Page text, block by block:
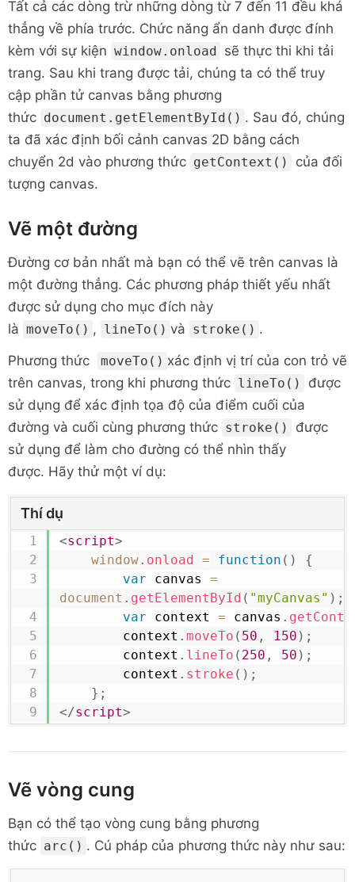
Tất cả các dòng trừ những dòng từ 7 đến 11 đều khá
thẳng về phía trước. Chức năng ẩn danh được đính
kèm với sự kiện window.onload sẽ thực thi khi tải
trang. Sau khi trang được tải, chúng ta có thể truy
cập phần tử canvas bằng phương
thức document.getElementById() . Sau đó, chúng
ta đã xác định bối cảnh canvas 2D bằng cách
chuyển 2d vào phương thức getContext()
của đối
tượng canvas.
Vẽ một đường
Đường cơ bản nhất mà bạn có thể vẽ trên canvas là
một đường thẳng. Các phương pháp thiết yếu nhất
được sử dụng cho mục đích này
là moveTo() , lineTo() và stroke() .
Phương thức
moveTo() xác định vị trí của con trỏ vẽ
trên canvas, trong khi phương thức lineTo()
được
sử dụng để xác định tọa độ của điểm cuối của
đường và cuối cùng phương thức stroke()
được
sử dụng để làm cho đường có thể nhìn thấy
được. Hãy thử một ví dụ:
Thí dụ
<script>
window. onload = function ( )
{
var canvas =
document . getElementById ( "myCanvas" ) ;
var context = canvas .
        context
. moveTo ( 50 , 150 ) ;
        context
. lineTo ( 250 , 50 ) ;
        context
. stroke ( ) ;
} ;
</script>
Vẽ vòng cung
Bạn có thể tạo vòng cung bằng phương
thức arc() . Cú pháp của phương thức này như sau: